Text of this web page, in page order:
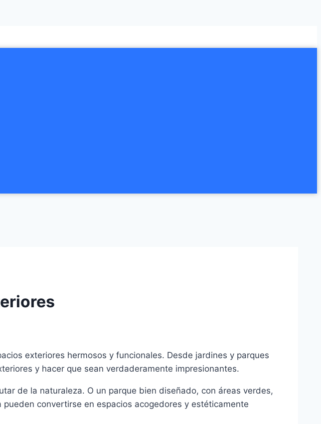
exteriores hermosos y funcionales. Desde jardines y parques
y hacer que sean verdaderamente impresionantes.
de la naturaleza. O un parque bien diseñado, con áreas verdes,
convertirse en espacios acogedores y estéticamente